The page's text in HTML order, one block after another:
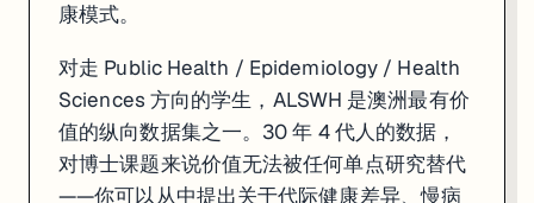
康模式。
对走 Public Health / Epidemiology / Health
Sciences 方向的学生，ALSWH 是澳洲最有价
值的纵向数据集之一。30 年 4 代人的数据，
对博士课题来说价值无法被任何单点研究替代
——你可以从中提出关于代际健康差异、慢病